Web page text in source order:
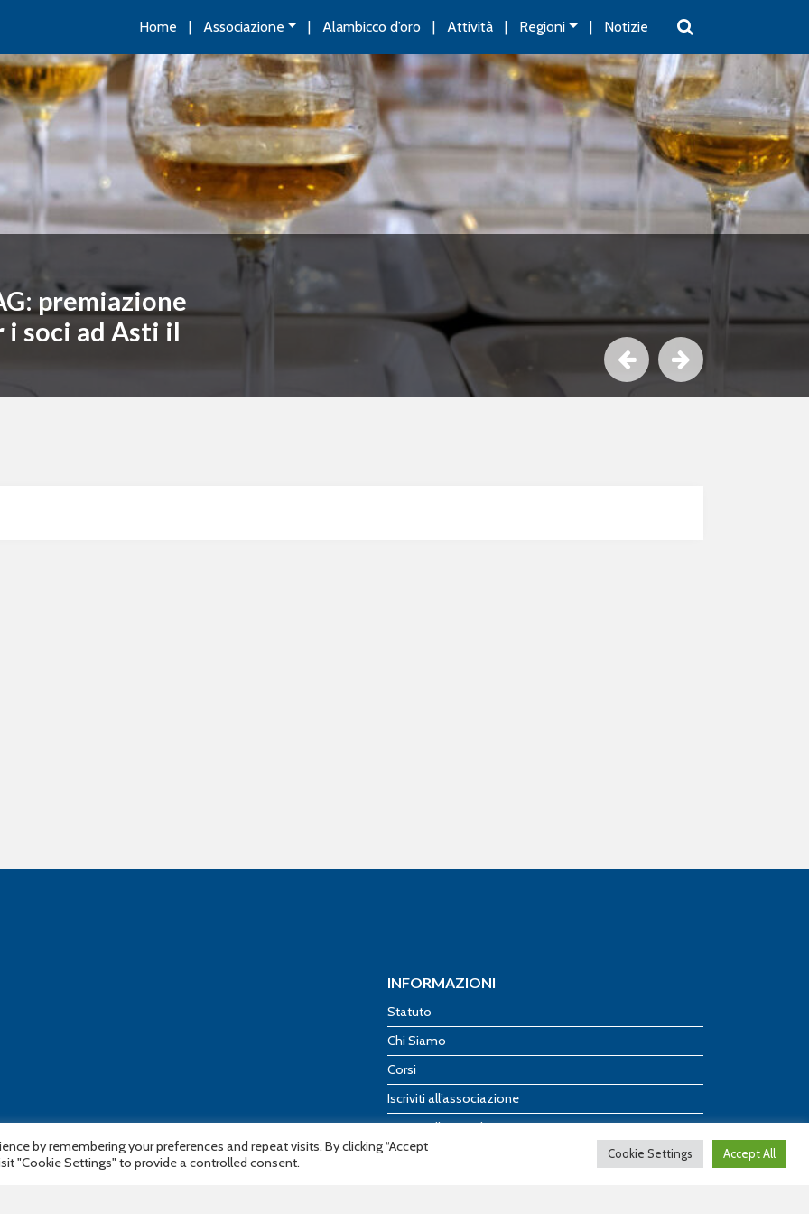
Home Associazione Alambicco d’oro Attività Regioni Notizie
premiazione
i soci ad Asti il
INFORMAZIONI
Statuto
Chi Siamo
Corsi
Iscriviti all’associazione
Iscriviti alla newsletter
Contatti
by remembering your preferences and repeat visits. By clicking “Accept
"Cookie Settings" to provide a controlled consent.
Cookie Settings Accept All